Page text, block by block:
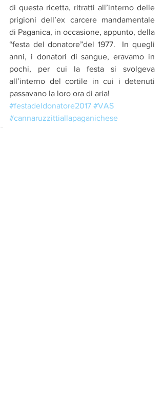
di questa ricetta, ritratti all’interno delle
prigioni dell’ex carcere mandamentale
di Paganica, in occasione, appunto, della
“festa del donatore”del 1977.  In quegli
anni, i donatori di sangue, eravamo in
pochi, per cui la festa si svolgeva
all’interno del cortile in cui i detenuti
passavano la loro ora di aria!
#festadeldonatore2017 #VAS
#cannaruzzittiallapaganichese
Report